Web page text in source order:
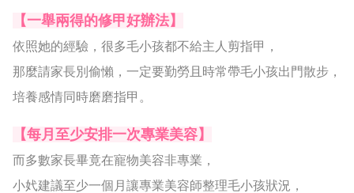
【一舉兩得的修甲好辦法】
依照她的經驗，很多毛小孩都不給主人剪指甲，
那麼請家長別偷懶，一定要勤勞且時常帶毛小孩出門散步，
培養感情同時磨磨指甲。
【每月至少安排一次專業美容】
而多數家長畢竟在寵物美容非專業，
小㚤建議至少一個月讓專業美容師整理毛小孩狀況，